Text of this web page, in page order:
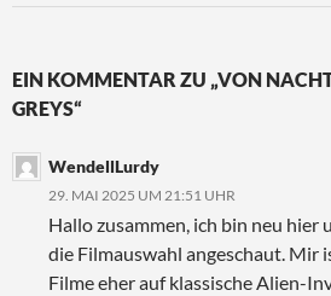
EIN KOMMENTAR ZU „VON
GREYS“
WendellLurdy
29. MAI 2025 UM 21:51 UHR
Hallo zusammen, ich bin neu hier
die Filmauswahl angeschaut. Mir
Filme eher auf klassische Alien-